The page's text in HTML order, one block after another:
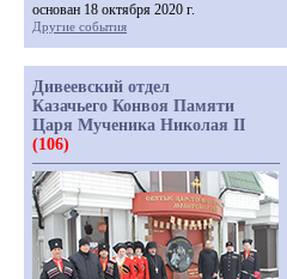
основан 18 октября 2020 г.
Другие события
Дивеевский отдел
Казачьего Конвоя Памяти
Царя Мученика Николая II
(106)